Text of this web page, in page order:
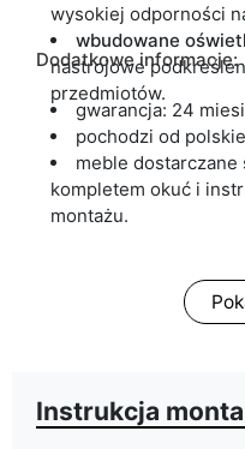
wysokiej odporności
wbudowane
nastrojowe
przedmiotów.
Dodatkowe informacje:
gwarancja: 24
pochodzi od
meble dostarczane
kompletem okuć i
montażu.
Instrukcja